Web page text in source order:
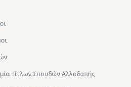
Τίτλων Σπουδών Αλλοδαπής